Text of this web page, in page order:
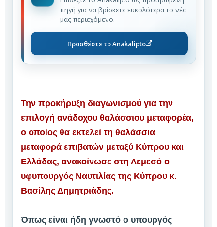
πηγή για να βρίσκετε ευκολότερα το νέο
μας περιεχόμενο.
Προσθέστε το Anakalipto
Την προκήρυξη διαγωνισμού για την
επιλογή ανάδοχου θαλάσσιου μεταφορέα,
ο οποίος θα εκτελεί τη θαλάσσια
μεταφορά επιβατών μεταξύ Κύπρου και
Ελλάδας, ανακοίνωσε στη Λεμεσό ο
υφυπουργός Ναυτιλίας της Κύπρου κ.
Βασίλης Δημητριάδης.
Όπως είναι ήδη γνωστό ο υπουργός